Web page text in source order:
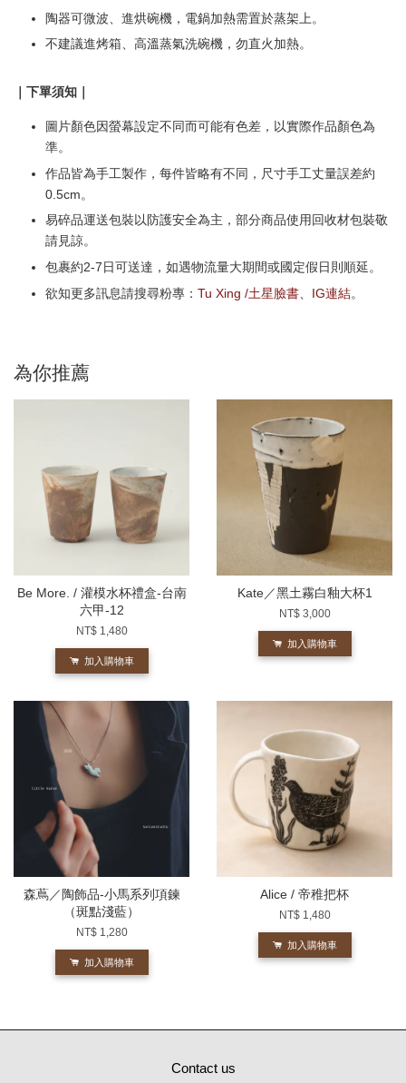
陶器可微波、進烘碗機，電鍋加熱需置於蒸架上。
不建議進烤箱、高溫蒸氣洗碗機，勿直火加熱。
｜下單須知｜
圖片顏色因螢幕設定不同而可能有色差，以實際作品顏色為
準。
作品皆為手工製作，每件皆略有不同，尺寸手工丈量誤差約
0.5cm。
易碎品運送包裝以防護安全為主，部分商品使用回收材包裝敬
請見諒。
包裹約2-7日可送達，如遇物流量大期間或國定假日則順延。
欲知更多訊息請搜尋粉專： Tu Xing /土星臉書 IG連結。
為你推薦
Be More. / 灌模水杯禮盒-台南
六甲-12
NT$ 1,480
加入購物車
Kate／黑土霧白釉大杯1
NT$ 3,000
加入購物車
森蔦／陶飾品-小馬系列項鍊
（斑點淺藍）
NT$ 1,280
加入購物車
Alice / 帝稚把杯
NT$ 1,480
加入購物車
Contact us